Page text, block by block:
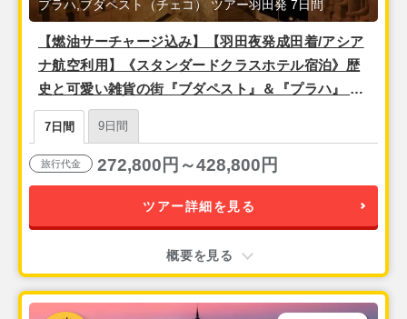
【燃油サーチャージ込み】【羽田夜発成田着/アシア
ナ航空利用】《スタンダードクラスホテル宿泊》歴
史と可愛い雑貨の街『ブダペスト』＆『プラハ』 4
泊7日 朝食付きフリープラン
プラハ,ブダペスト（チェコ） ツアー羽田発 7日間
7日間 9日間
旅行代金 272,800円～428,800円
ツアー詳細を見る
概要を見る